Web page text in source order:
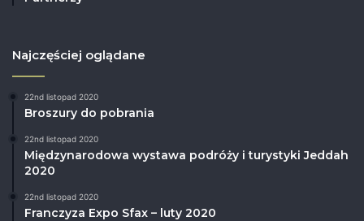
Najczęściej oglądane
22nd listopad 2020
Broszury do pobrania
22nd listopad 2020
Międzynarodowa wystawa podróży i turystyki Jeddah
2020
22nd listopad 2020
Franczyza Expo Sfax – luty 2020